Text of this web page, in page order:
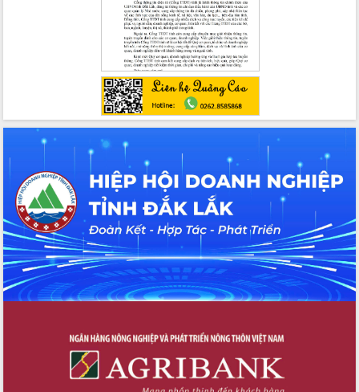
chức sản xuất sầu riêng theo hướng
Đẩy nhanh công tác khắc phục, ổn
định đời sống Nhân dân sau bão số 13
Bí thư Tỉnh ủy Lương Nguyễn Minh
Triết dự Ngày hội đại đoàn kết tại
Buôn Đăk Tuôr, xã Cư Pui
Khởi công xây dựng Trường Phổ thông
nội trú liên cấp tiểu học và THCS xã Ia
Phó Thủ tướng Chính phủ Mai Văn
Chính chia sẻ, động viên người dân
chịu ảnh hưởng nặng từ bão số 13
Chủ tịch UBND tỉnh kiểm tra công tác
phòng, chống bão số 13 tại các địa
bàn xung yếu
Tập trung đẩy nhanh giải ngân nguồn
vốn các chương trình mục tiêu quốc
Xã Ea H'leo giữ vững và nâng cao chất
lượng các tiêu chí nông thôn mới
Công bố quyết định của Ban Thường